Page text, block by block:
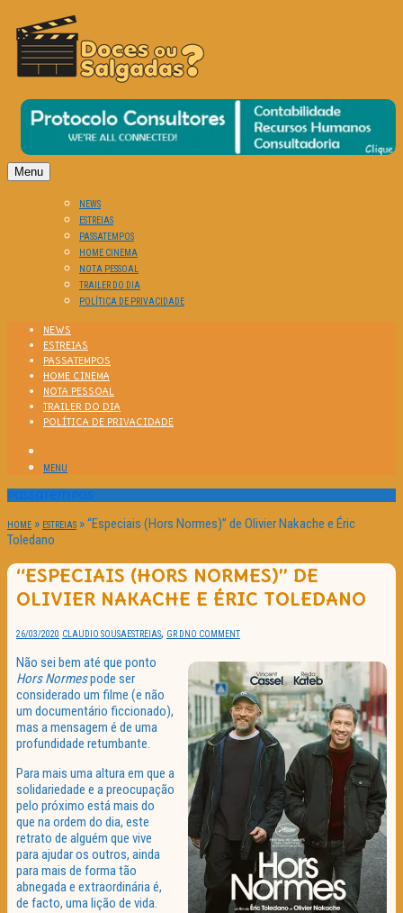
DOCES OU SALGADAS?
O Cinema? Uma Paixão!!
Menu
NEWS
ESTREIAS
PASSATEMPOS
HOME CINEMA
NOTA PESSOAL
TRAILER DO DIA
POLÍTICA DE PRIVACIDADE
NEWS
ESTREIAS
PASSATEMPOS
HOME CINEMA
NOTA PESSOAL
TRAILER DO DIA
POLÍTICA DE PRIVACIDADE
MENU
Passatempos
HOME » ESTREIAS »“Especiais (Hors Normes)” de Olivier Nakache e Éric
Toledano
“ESPECIAIS (HORS NORMES)” DE
OLIVIER NAKACHE E ÉRIC TOLEDANO
26/03/2020 CLAUDIO SOUSAESTREIAS, GR D NO COMMENT
Não sei bem até que ponto
Hors Normespode ser
considerado um filme (e não
um documentário ficcionado),
mas a mensagem é de uma
profundidade retumbante.
Para mais uma altura em que a
solidariedade e a preocupação
pelo próximo está mais do
que na ordem do dia, este
retrato de alguém que vive
para ajudar os outros, ainda
para mais de forma tão
abnegada e extraordinária é,
de facto, uma lição de vida.